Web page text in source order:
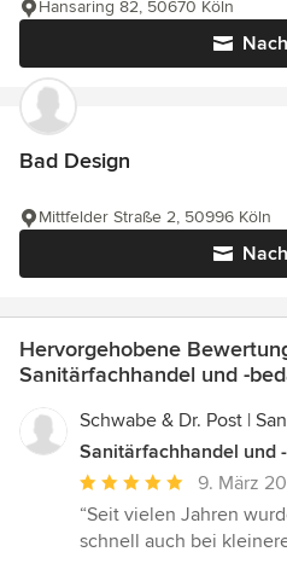
Hansaring 82, 50670 Köln
Bad Design
Mittfelder Straße 2, 50996 Köln
Hervorgehobene
Sanitärfachhandel und -
Schwabe & Dr. Post |
Sanitärfachhandel und
Durchschnittliche
Bewertung:
5
9. März
“Seit vielen Jahren
schnell auch bei